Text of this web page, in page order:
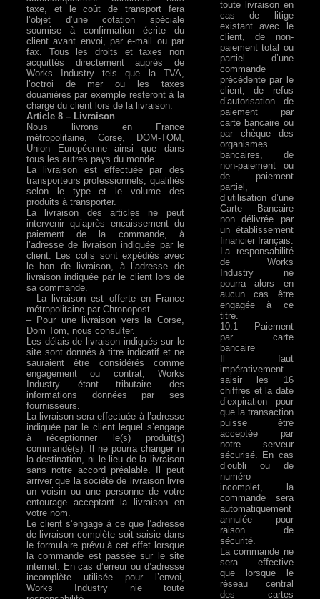
taxe, et le coût de transport fera
l’objet d’une cotation spéciale
soumise à confirmation écrite du
client avant envoi, par e-mail ou par
fax. Tous les droits et taxes non
acquittés directement auprès de
Works Industry tels que la TVA,
l’octroi de mer ou les taxes
douanières par exemple resteront à la
charge du client lors de la livraison.
Article 8 – Livraison
Nous livrons en France
métropolitaine, Corse, DOM-TOM,
Union Européenne ainsi que dans
tous les autres pays du monde.
La livraison est effectuée par des
transporteurs professionnels, qualifiés
selon le type et le volume des
produits à transporter.
La livraison des articles ne peut
intervenir qu’après encaissement du
paiement de la commande, à
l’adresse de livraison indiquée par le
client. Les colis sont expédiés avec
le bon de livraison, à l’adresse de
livraison indiquée par le client lors de
sa commande.
– La livraison est offerte en France
métropolitaine par Chronopost
– Pour une livraison vers la Corse,
Dom Tom, nous consulter.
Les délais de livraison indiqués sur le
site sont donnés à titre indicatif et ne
sauraient être considérés comme
engagement ou contrat, Works
Industry étant tributaire des
informations données par ses
fournisseurs.
La livraison sera effectuée à l’adresse
indiquée par le client lequel s’engage
à réceptionner le(s) produit(s)
commandé(s). Il ne pourra changer ni
la destination, ni le lieu de la livraison
sans notre accord préalable. Il peut
arriver que la société de livraison livre
un voisin ou une personne de votre
entourage acceptant la livraison en
votre nom.
Le client s’engage à ce que l’adresse
de livraison complète soit saisie dans
le formulaire prévu à cet effet lorsque
la commande est passée sur le site
internet. En cas d’erreur ou d’adresse
incomplète utilisée pour l’envoi,
Works Industry nie toute
toute livraison en
cas de litige
existant avec le
client, de non-
paiement total ou
partiel d’une
commande
précédente par le
client, de refus
d’autorisation de
paiement par
carte bancaire ou
par chèque des
organismes
bancaires, de
non-paiement ou
de paiement
partiel,
d’utilisation d’une
Carte Bancaire
non délivrée par
un établissement
financier français.
La responsabilité
de Works
Industry ne
pourra alors en
aucun cas être
engagée à ce
titre.
10.1 Paiement
par carte
bancaire
Il faut
impérativement
saisir les 16
chiffres et la date
d’expiration pour
que la transaction
puisse être
acceptée par
notre serveur
sécurisé. En cas
d’oubli ou de
numéro
incomplet, la
commande sera
automatiquement
annulée pour
raison de
sécurité.
La commande ne
sera effective
que lorsque le
réseau central
des cartes